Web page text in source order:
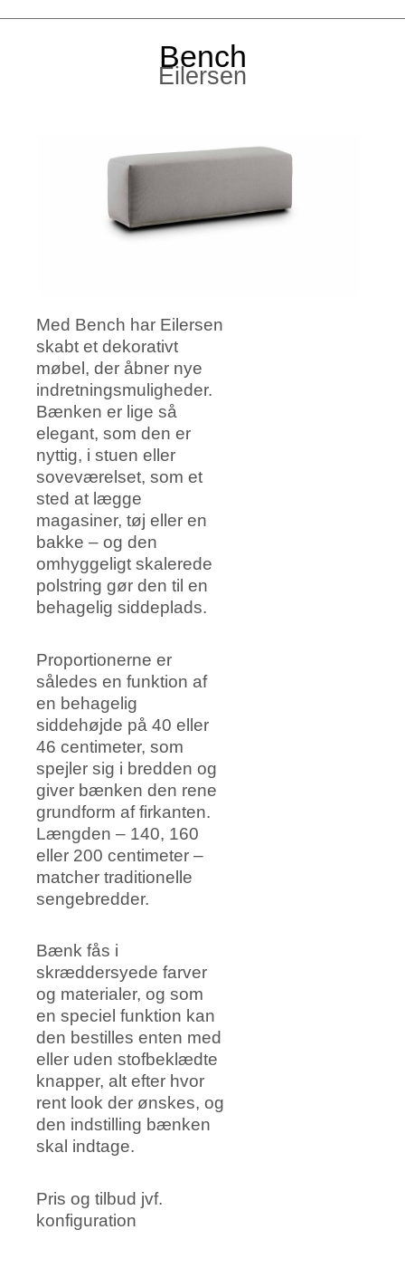
Bench
Eilersen
Med Bench har Eilersen
skabt et dekorativt
møbel, der åbner nye
indretningsmuligheder.
Bænken er lige så
elegant, som den er
nyttig, i stuen eller
soveværelset, som et
sted at lægge
magasiner, tøj eller en
bakke – og den
omhyggeligt skalerede
polstring gør den til en
behagelig siddeplads.
Proportionerne er
således en funktion af
en behagelig
siddehøjde på 40 eller
46 centimeter, som
spejler sig i bredden og
giver bænken den rene
grundform af firkanten.
Længden – 140, 160
eller 200 centimeter –
matcher traditionelle
sengebredder.
Bænk fås i
skræddersyede farver
og materialer, og som
en speciel funktion kan
den bestilles enten med
eller uden stofbeklædte
knapper, alt efter hvor
rent look der ønskes, og
den indstilling bænken
skal indtage.
Pris og tilbud jvf.
konfiguration